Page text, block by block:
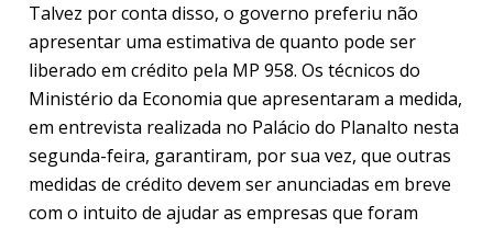
Talvez por conta disso, o governo preferiu não
apresentar uma estimativa de quanto pode ser
liberado em crédito pela MP 958. Os técnicos do
Ministério da Economia que apresentaram a medida,
em entrevista realizada no Palácio do Planalto nesta
segunda-feira, garantiram, por sua vez, que outras
medidas de crédito devem ser anunciadas em breve
com o intuito de ajudar as empresas que foram